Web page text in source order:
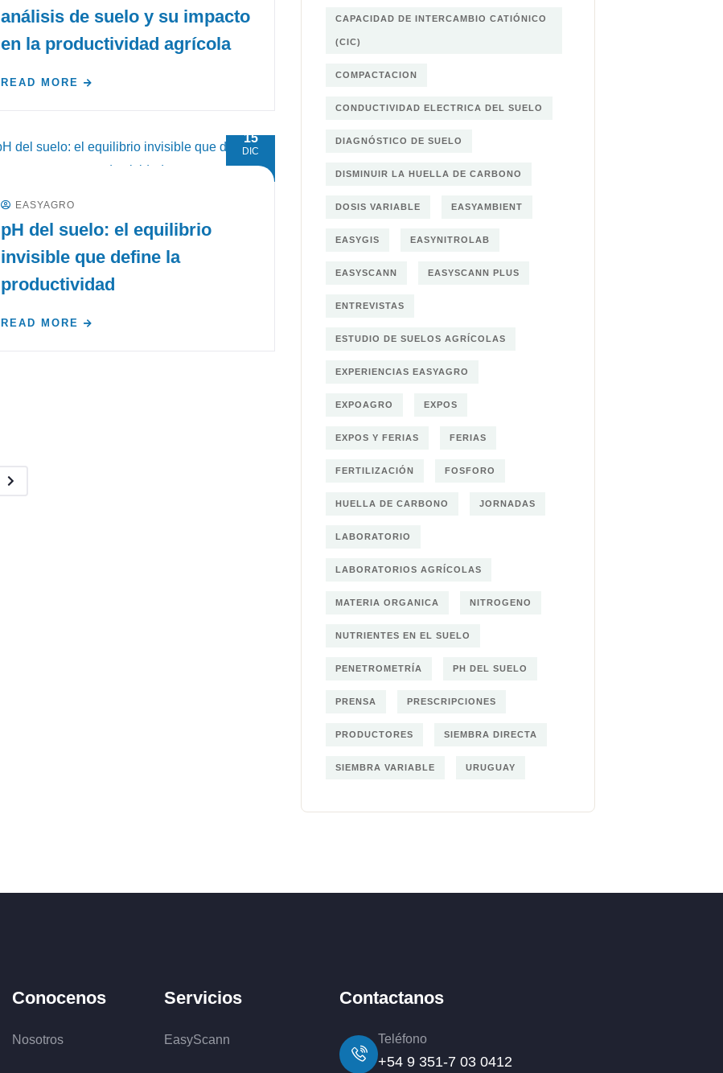
análisis de suelo y su impacto
en la productividad agrícola
READ MORE
15
DIC
EASYAGRO
pH del suelo: el equilibrio
invisible que define la
productividad
READ MORE
CAPACIDAD DE INTERCAMBIO CATIÓNICO
(CIC)
COMPACTACION
CONDUCTIVIDAD ELECTRICA DEL SUELO
DIAGNÓSTICO DE SUELO
DISMINUIR LA HUELLA DE CARBONO
DOSIS VARIABLE EASYAMBIENT
EASYGIS EASYNITROLAB
EASYSCANN EASYSCANN PLUS
ENTREVISTAS
ESTUDIO DE SUELOS AGRÍCOLAS
EXPERIENCIAS EASYAGRO
EXPOAGRO EXPOS
EXPOS Y FERIAS FERIAS
FERTILIZACIÓN FOSFORO
HUELLA DE CARBONO JORNADAS
LABORATORIO
LABORATORIOS AGRÍCOLAS
MATERIA ORGANICA NITROGENO
NUTRIENTES EN EL SUELO
PENETROMETRÍA PH DEL SUELO
PRENSA PRESCRIPCIONES
PRODUCTORES SIEMBRA DIRECTA
SIEMBRA VARIABLE URUGUAY
Conocenos
Nosotros
Servicios
EasyScann
Contactanos
Teléfono
+54 9 351-7 03 0412